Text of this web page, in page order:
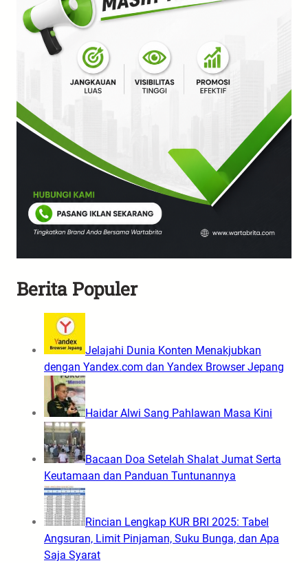
Berita Populer
Jelajahi Dunia Konten Menakjubkan
dengan Yandex.com dan Yandex Browser Jepang
Haidar Alwi Sang Pahlawan Masa Kini
Bacaan Doa Setelah Shalat Jumat Serta
Keutamaan dan Panduan Tuntunannya
Rincian Lengkap KUR BRI 2025: Tabel
Angsuran, Limit Pinjaman, Suku Bunga, dan Apa
Saja Syarat